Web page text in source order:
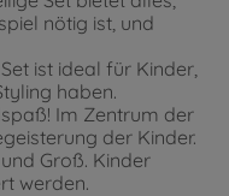
nötig ist, und
ist ideal für Kinder,
haben.
Im Zentrum der
der Kinder.
Groß. Kinder
werden.